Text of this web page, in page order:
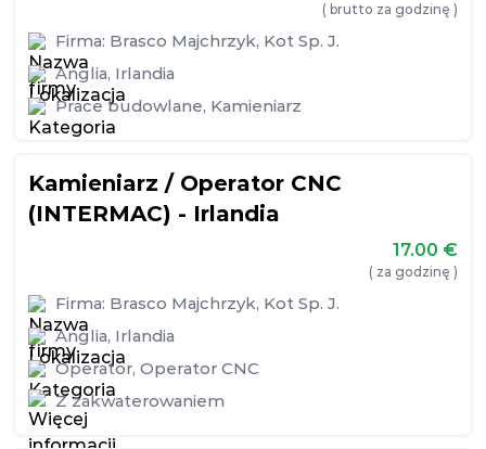
( brutto za godzinę )
Firma: Brasco Majchrzyk, Kot Sp. J.
Anglia, Irlandia
Prace budowlane, Kamieniarz
Kamieniarz / Operator CNC
(INTERMAC) - Irlandia
17.00 €
( za godzinę )
Firma: Brasco Majchrzyk, Kot Sp. J.
Anglia, Irlandia
Operator, Operator CNC
Z zakwaterowaniem